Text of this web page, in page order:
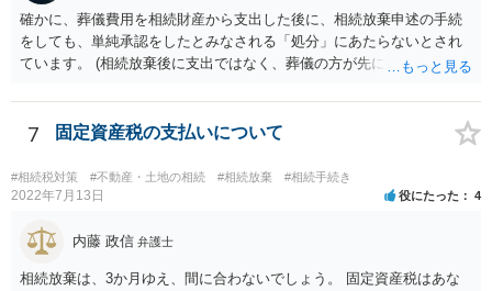
んので、一度相談して想定するのがおすすめと思います。
確かに、葬儀費用を相続財産から支出した後に、相続放棄申述の手続
をしても、単純承認をしたとみなされる「処分」にあたらないとされ
ています。 (相続放棄後に支出ではなく、葬儀の方が先に来るのが通常
述の手続ということだと思いますが) ただ、葬儀費用ならいくらでもよ
いということではなく、身分相応の、社会的儀式として当然認められ
に葬儀費用を支出する経済力がなく、質素な葬儀を行った費用であれ
ば相続財産から支出しても単純承認と認められない可能性が高いの
7 固定資産税の支払いについて
#相続税対策 #不動産・土地の相続 #相続放棄 #相続手続き
2022年7月13日 役にたった 4
内藤 政信 弁護士
相続放棄は、3か月ゆえ、間に合わないでしょう。 固定資産税はあな